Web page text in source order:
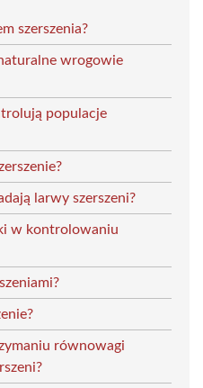
szerszenia?
wrogowie
populacje
larwy szerszeni?
w kontrolowaniu
równowagi